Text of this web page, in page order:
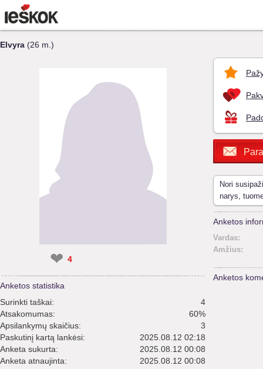
Elvyra (26 m.)
❤ 4
Anketos statistika
Surinkti taškai:
4
Atsakomumas:
60%
Apsilankymų skaičius:
3
Paskutinį kartą lankėsi:
2025.08.12 02:18
Anketa sukurta:
2025.08.12 00:08
Anketa atnaujinta:
2025.08.12 00:08
Nori
narys,
Anketos
Vardas:
Amžius:
Anketos